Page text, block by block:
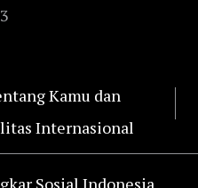
Kamu dan
Internasional
Sosial Indonesia